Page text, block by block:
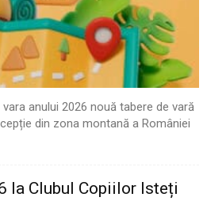
anului 2026 nouă tabere de vară
din zona montană a României
la Clubul Copiilor Isteți